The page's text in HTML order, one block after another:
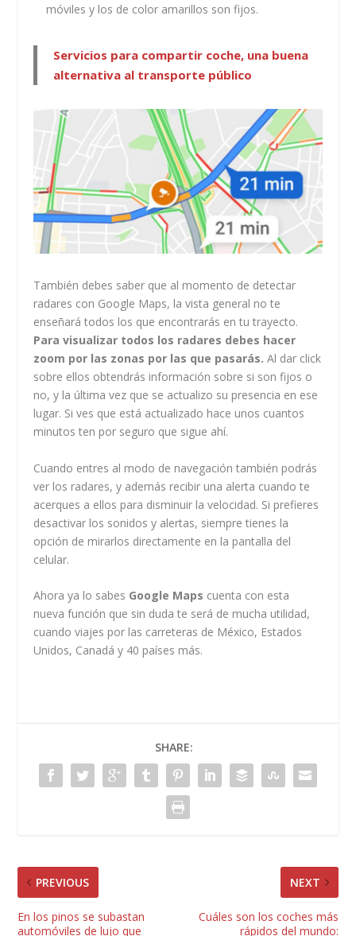
móviles y los de color amarillos son fijos.
Servicios para compartir coche, una buena
alternativa al transporte público
También debes saber que al momento de detectar
radares con Google Maps, la vista general no te
enseñará todos los que encontrarás en tu trayecto.
Para visualizar todos los radares debes hacer
zoom por las zonas por las que pasarás. Al dar click
sobre ellos obtendrás información sobre si son fijos o
no, y la última vez que se actualizo su presencia en ese
lugar. Si ves que está actualizado hace unos cuantos
minutos ten por seguro que sigue ahí.
Cuando entres al modo de navegación también podrás
ver los radares, y además recibir una alerta cuando te
acerques a ellos para disminuir la velocidad. Si prefieres
desactivar los sonidos y alertas, siempre tienes la
opción de mirarlos directamente en la pantalla del
celular.
Ahora ya lo sabes Google Maps cuenta con esta
nueva función que sin duda te será de mucha utilidad,
cuando viajes por las carreteras de México, Estados
Unidos, Canadá y 40 países más.
SHARE:
PREVIOUS
En los pinos se subastan
automóviles de lujo que
NEXT
Cuáles son los coches más
rápidos del mundo: